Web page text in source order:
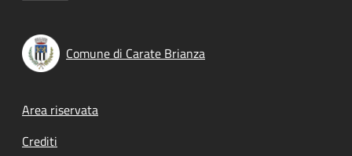
Comune di Carate Brianza
Footer menu
Area riservata
Crediti